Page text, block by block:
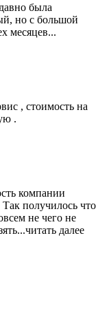
была
но с большой
месяцев...
, стоимость на
.
компании
получилось что
не чего не
далее